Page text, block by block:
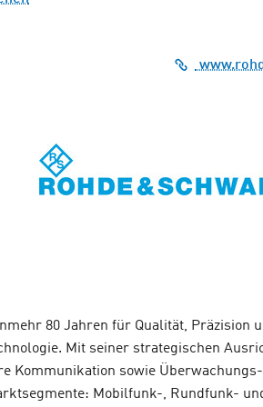
80 Jahren für Qualität, Präzision
Mit seiner strategischen
Kommunikation sowie
Mobilfunk-, Rundfunk-
und Kryptographie
Adlershofer Software-